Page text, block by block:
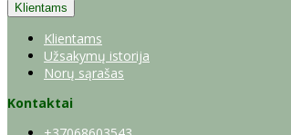
Klientams
Klientams
Užsakymų istorija
Norų sąrašas
Kontaktai